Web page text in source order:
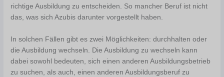
richtige Ausbildung zu entscheiden. So mancher Beruf ist nicht
das, was sich Azubis darunter vorgestellt haben.
In solchen Fällen gibt es zwei Möglichkeiten: durchhalten oder
die Ausbildung wechseln. Die Ausbildung zu wechseln kann
dabei sowohl bedeuten, sich einen anderen Ausbildungsbetrieb
zu suchen, als auch, einen anderen Ausbildungsberuf zu